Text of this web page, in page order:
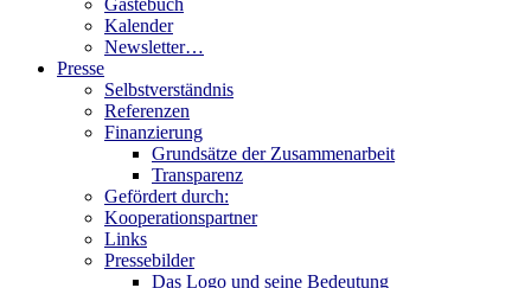
Kalender
Newsletter…
Presse
Selbstverständnis
Referenzen
Finanzierung
Grundsätze der Zusammenarbeit
Transparenz
Gefördert durch:
Kooperationspartner
Links
Pressebilder
Das Logo und seine Bedeutung